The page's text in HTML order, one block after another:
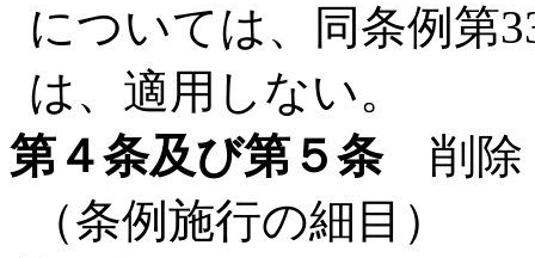
については、同条例第
は、適用しない。
第４条及び第５条削除
（条例施行の細目）